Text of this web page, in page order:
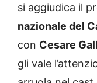
si aggiudica il
nazionale del
con Cesare
gli vale